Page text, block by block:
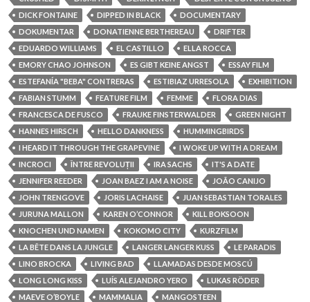
DICK FONTAINE
DIPPED IN BLACK
DOCUMENTARY
DOKUMENTAR
DONATIENNE BERTHEREAU
DRIFTER
EDUARDO WILLIAMS
EL CASTILLO
ELLA ROCCA
EMORY CHAO JOHNSON
ES GIBT KEINE ANGST
ESSAY FILM
ESTEFANÍA "BEBA" CONTRERAS
ESTIBIAZ URRESOLA
EXHIBITION
FABIAN STUMM
FEATURE FILM FEMME
FLORA DIAS
FRANCESCA DE FUSCO
FRAUKE FINSTERWALDER
GREEN NIGHT
HANNES HIRSCH
HELLO DANKNESS
HUMMINGBIRDS
I HEARD IT THROUGH THE GRAPEVINE
I WOKE UP WITH A DREAM
INCROCI
ÎNTRE REVOLUȚII IRA SACHS
IT'S A DATE
JENNIFER REEDER
JOAN BAEZ I AM A NOISE
JOÃO CANIJO
JOHN TRENGOVE
JORIS LACHAISE
JUAN SEBASTIAN TORALES
JURUNA MALLON
KAREN O’CONNOR
KILL BOKSOON
KNOCHEN UND NAMEN
KOKOMO CITY
KURZFILM
LA BÊTE DANS LA JUNGLE
LANGER LANGER KUSS
LE PARADIS
LINO BROCKA
LIVING BAD
LLAMADAS DESDE MOSCÚ
LONG LONG KISS
LUÍS ALEJANDRO YERO
LUKAS RÖDER
MAEVE O’BOYLE
MAMMALIA
MANGOSTEEN